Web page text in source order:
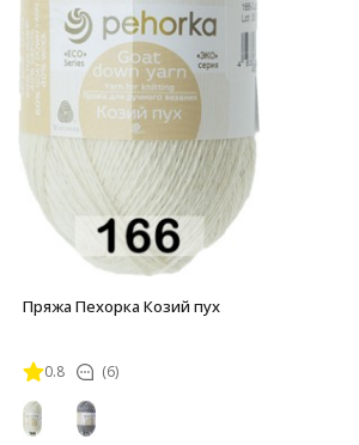
Пряжа Пехорка Козий пух
0.8 (6)